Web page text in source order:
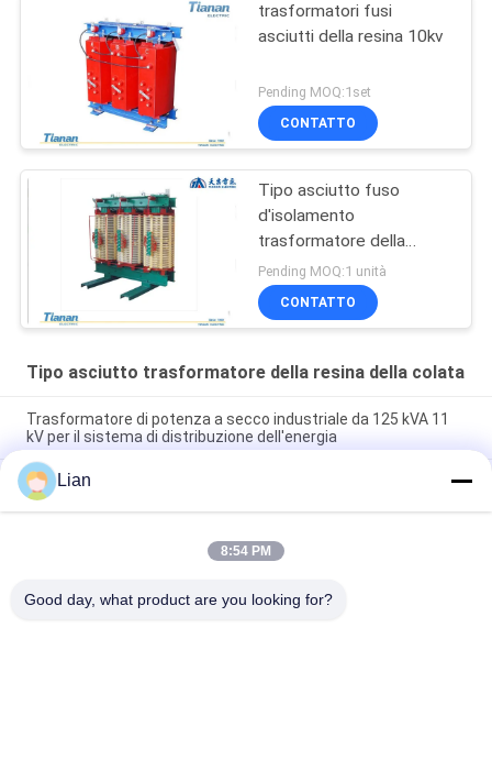
trasformatori fusi
asciutti della resina 10kv
Pending MOQ:1set
CONTATTO
Tipo asciutto fuso
d'isolamento
trasformatore della
resina
Pending MOQ:1 unità
CONTATTO
Tipo asciutto trasformatore della resina della colata
Trasformatore di potenza a secco industriale da 125 kVA 11
kV per il sistema di distribuzione dell'energia
Trasformatore a secco in resina colata per installazione
interna 11~35kV con vita utile di 20 anni
Trasformatori di tipo resina fusa senza perdita di carico da
208 W che incorporano protezione IP00 per garantire la
Lian
8:54 PM
Good day, what product are you looking for?